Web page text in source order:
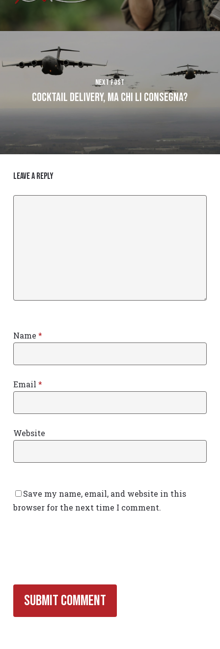
Next Post
Cocktail delivery, ma chi li consegna?
Leave a Reply
Name *
Email *
Website
Save my name, email, and website in this
browser for the next time I comment.